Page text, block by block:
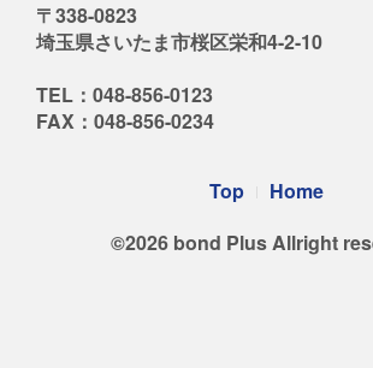
〒338-0823
埼玉県さいたま市桜区栄和4-2-10
TEL：048-856-0123
FAX：048-856-0234
Menu
Top
Home
©2026 bond Plus Allright